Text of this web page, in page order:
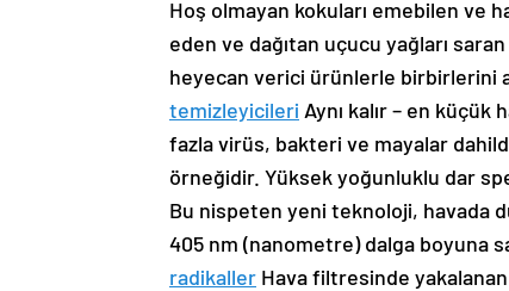
Hoş olmayan kokuları emebilen ve
eden ve dağıtan uçucu yağları
heyecan verici ürünlerle birbirlerini
temizleyicileri Aynı kalır – en
fazla virüs, bakteri ve mayalar
örneğidir. Yüksek yoğunluklu dar
Bu nispeten yeni teknoloji, havada
405 nm (nanometre) dalga boyuna
radikaller Hava filtresinde yakalanan